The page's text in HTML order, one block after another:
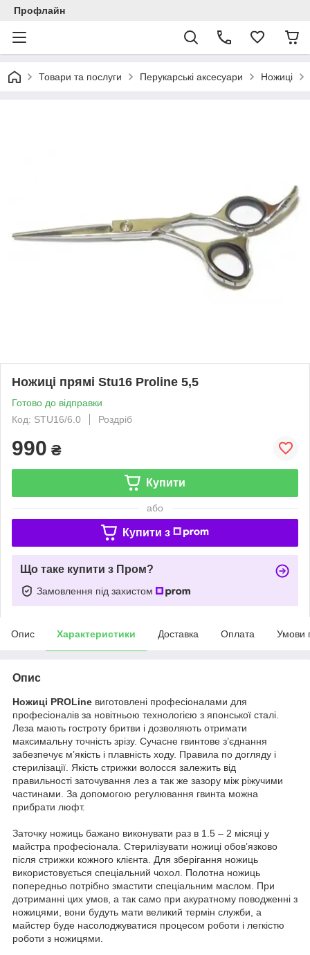
Профлайн
Товари та послуги Перукарські аксесуари Ножиці
Ножиці прямі Stu16 Proline 5,5
Готово до відправки
Код: STU16/6.0
Роздріб
990 ₴
Купити
або
Купити з
Що таке купити з Пром?
Замовлення під захистом
Опис Характеристики Доставка Оплата Умови
Опис
Ножиці PRОLine виготовлені професіоналами для
професіоналів за новітньою технологією з японської сталі.
Леза мають гостроту бритви і дозволяють отримати
максимальну точність зрізу. Сучасне гвинтове з’єднання
забезпечує м’якість і плавність ходу. Правила по догляду і
стерилізації. Якість стрижки волосся залежить від
правильності заточування лез а так же зазору між ріжучими
частинами. За допомогою регулювання гвинта можна
прибрати люфт.
Заточку ножиць бажано виконувати раз в 1.5 – 2 місяці у
майстра професіонала. Стерилізувати ножиці обов’язково
після стрижки кожного клієнта. Для зберігання ножиць
використовується спеціальний чохол. Полотна ножиць
попередньо потрібно змастити спеціальним маслом. При
дотриманні цих умов, а так само при акуратному поводженні з
ножицями, вони будуть мати великий термін служби, а
майстер буде насолоджуватися процесом роботи і легкістю
роботи з ножицями.